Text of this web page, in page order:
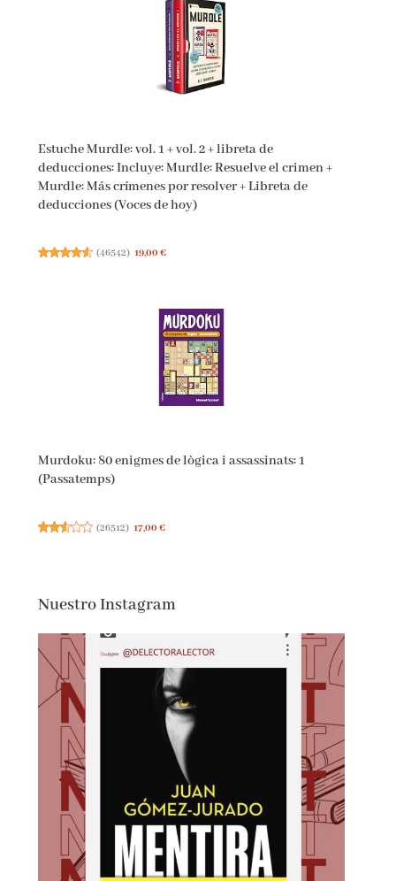
Estuche Murdle: vol. 1 + vol. 2 + libreta de
deducciones: Incluye: Murdle: Resuelve el crimen +
Murdle: Más crímenes por resolver + Libreta de
deducciones (Voces de hoy)
(46542) 19,00 €
Murdoku: 80 enigmes de lògica i assassinats: 1
(Passatemps)
(26512) 17,00 €
Nuestro Instagram